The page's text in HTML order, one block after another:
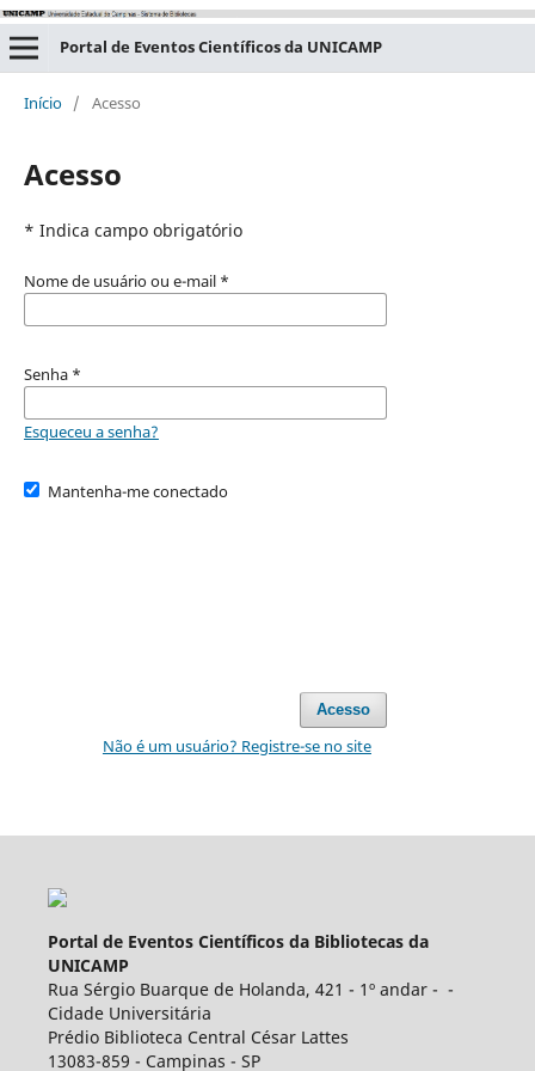
Portal de Eventos Científicos da UNICAMP
Início / Acesso
Acesso
* Indica campo obrigatório
Nome de usuário ou e-mail *
Senha *
Esqueceu a senha?
Mantenha-me conectado
Acesso
Não é um usuário? Registre-se no site
Portal de Eventos Científicos da Bibliotecas da
UNICAMP
Rua Sérgio Buarque de Holanda, 421 - 1º andar - -
Cidade Universitária
Prédio Biblioteca Central César Lattes
13083-859 - Campinas - SP